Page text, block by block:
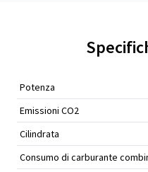
Potenza
Emissioni CO2
Cilindrata
Consumo di carburante